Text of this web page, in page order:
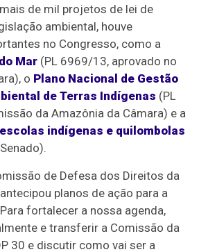
de mil projetos de lei de
ambiental, houve
no Congresso, como a
Mar (PL 6969/13, aprovado no
o Plano Nacional de Gestão
de Terras Indígenas (PL
da Amazônia da Câmara) e a
indígenas e quilombolas
de Defesa dos Direitos da
planos de ação para a
fortalecer a nossa agenda,
e transferir a Comissão da
30 e discutir como vai ser a